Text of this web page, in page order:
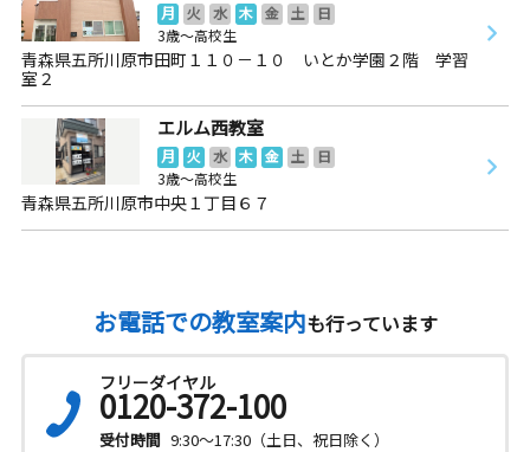
月 火 水 木 金 土
日
3歳～高校生
青森県五所川原市田町１１０－１０ いとか学園２階 学習
室２
エルム西教室
月 火 水 木 金 土
日
3歳～高校生
青森県五所川原市中央１丁目６７
お電話での教室案内も行っています
フリーダイヤル
0120-372-100
受付時間 9:30～17:30（土日、祝日除く）